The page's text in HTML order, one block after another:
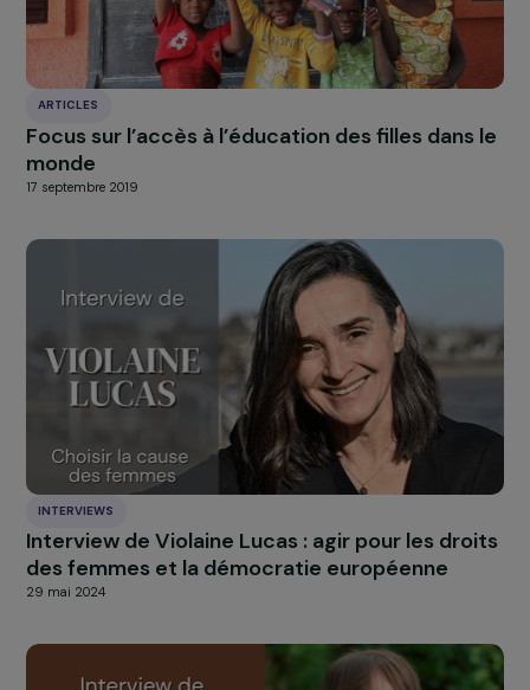
NosActualités
Explorer les actualités